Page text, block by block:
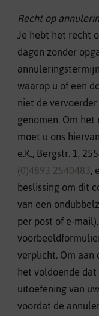
Recht op
Je hebt het recht
dagen zonder
waarop u of een
niet de
genomen. Om
moet u ons
e.K., Bergstr. 1,
(0)4893 2540483,
beslissing om dit
van een
per post of e-
verplicht. Om
het voldoende
uitoefening van
voordat de